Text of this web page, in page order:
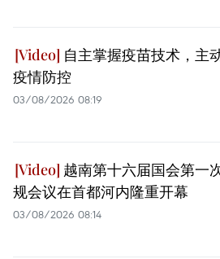
自主掌握疫苗技术，主
疫情防控
03/08/2026 08:19
越南第十六届国会第一
规会议在首都河内隆重开幕
03/08/2026 08:14